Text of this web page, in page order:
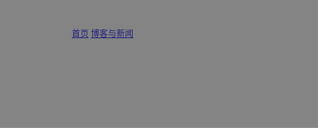
首页 博客与新闻